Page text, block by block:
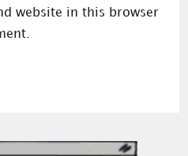
website in this browser